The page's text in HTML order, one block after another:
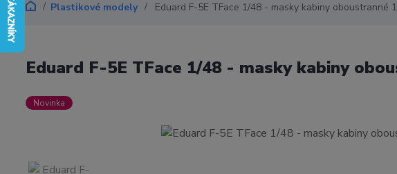
Plastikové modely Eduard F-5E TFace 1/48 - masky kabiny oboustranné
Eduard F-5E TFace 1/48 - masky kabiny
Novinka